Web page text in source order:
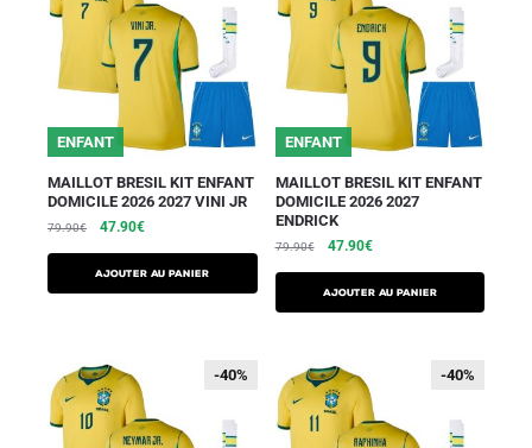
ENFANT
MAILLOT BRESIL KIT ENFANT
DOMICILE 2026 2027 VINI JR
79.90€ 47.90€
AJOUTER AU PANIER
ENFANT
MAILLOT BRESIL KIT ENFANT
DOMICILE 2026 2027
ENDRICK
79.90€ 47.90€
AJOUTER AU PANIER
-40%
-40% -40%
-40%